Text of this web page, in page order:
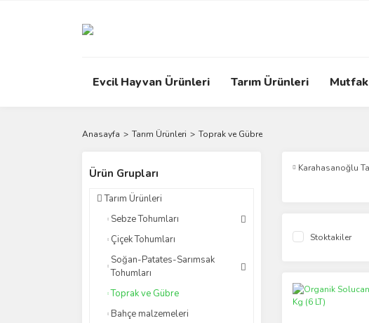
Evcil Hayvan Ürünleri Tarım Ürünleri
Anasayfa Tarım Ürünleri Toprak ve Gübre
Ürün Grupları
Tarım Ürünleri
Sebze Tohumları
Çiçek Tohumları
Soğan-Patates-Sarımsak
Tohumları
Toprak ve Gübre
Bahçe malzemeleri
Karahasanoğlu
Stoktakiler